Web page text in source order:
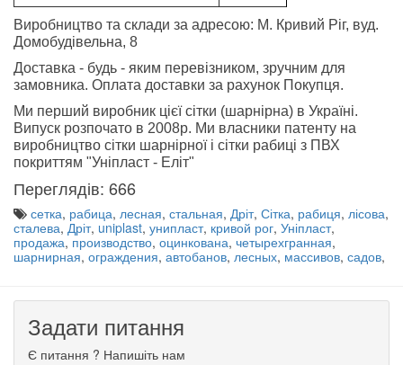
Виробництво та склади за адресою: М. Кривий Ріг, вуд.
Домобудівельна, 8
Доставка - будь - яким перевізником, зручним для
замовника. Оплата доставки за рахунок Покупця.
Ми перший виробник цієї сітки (шарнірна) в Україні.
Випуск розпочато в 2008р. Ми власники патенту на
виробництво сітки шарнірної і сітки рабиці з ПВХ
покриттям "Уніпласт - Еліт"
Переглядів: 666
сетка, рабица, лесная, стальная, Дріт, Сітка, рабиця, лісова,
сталева, Дріт, uniplast, унипласт, кривой рог, Уніпласт,
продажа, производство, оцинкована, четырехгранная,
шарнирная, ограждения, автобанов, лесных, массивов, садов,
Задати питання
Є питання ? Напишіть нам